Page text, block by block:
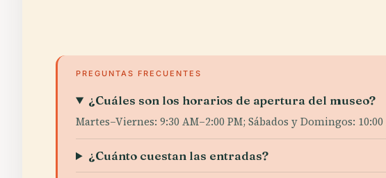
PREGUNTAS FRECUENTES
¿Cuáles son los horarios de apertura del museo?
Martes–Viernes: 9:30 AM–2:00 PM; Sábados y Domingos:
¿Cuánto cuestan las entradas?